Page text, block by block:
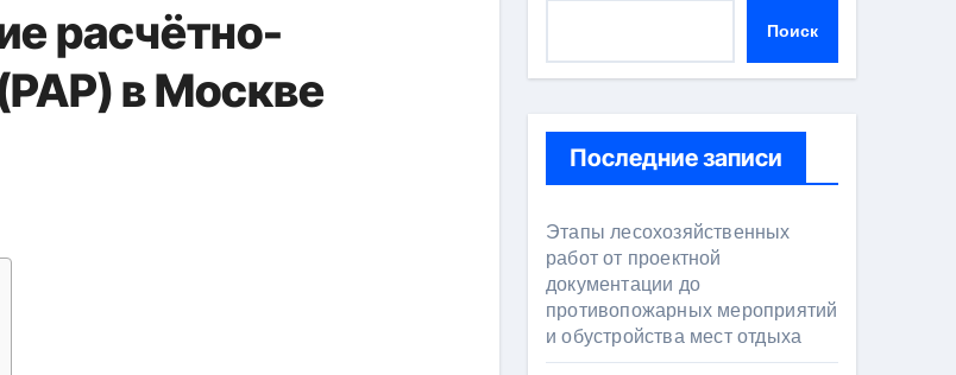
расчётно-
в Москве
Поиск
Последние записи
Этапы лесохозяйственных
работ от проектной
документации до
противопожарных мероприятий
и обустройства мест отдыха